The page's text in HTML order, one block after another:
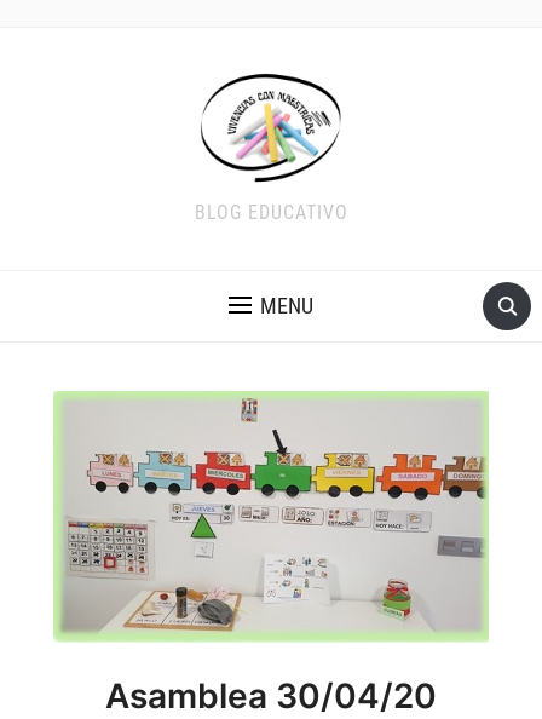
BLOG EDUCATIVO
MENU
Asamblea 30/04/20